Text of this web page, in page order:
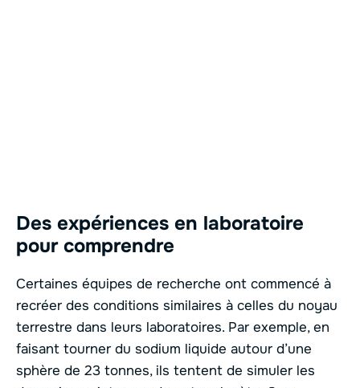
Des expériences en laboratoire
pour comprendre
Certaines équipes de recherche ont commencé à
recréer des conditions similaires à celles du noyau
terrestre dans leurs laboratoires. Par exemple, en
faisant tourner du sodium liquide autour d’une
sphère de 23 tonnes, ils tentent de simuler les